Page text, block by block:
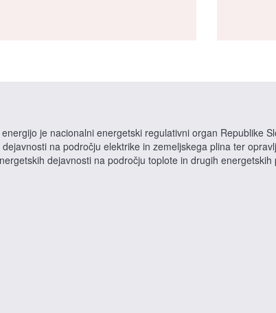
je nacionalni energetski regulativni organ Republike
na področju elektrike in zemeljskega plina ter
dejavnosti na področju toplote in drugih energetskih